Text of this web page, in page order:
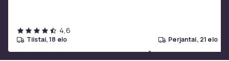
4,6
tiistai, 18 elo perjantai, 21 elo